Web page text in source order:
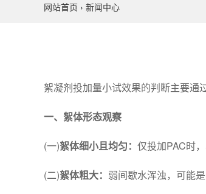
网站首页 › 新闻中心
絮凝剂投加量小试效果的判断主要通
一、絮体形态观察
(一)絮体细小且均匀： 仅投加PAC时
(二)絮体粗大： 弱间歇水浑浊，可能